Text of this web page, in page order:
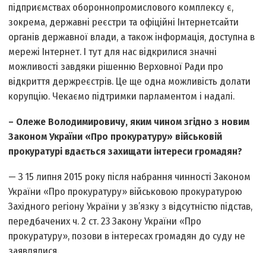
підприємствах оборонно­промислового комплексу є,
зокрема, державні реєстри та офіційні Інтернет­сайти
органів державної влади, а також інформація, доступна в
мережі Інтернет. І тут для нас відкрилися значні
можливості завдяки рішенню Верховної Ради про
відкриття держреєстрів. Це ще одна можливість долати
корупцію. Чекаємо підтримки парламентом і надалі.
– Олеже Володимировичу, яким чином згідно з новим
Законом України «Про прокуратуру» військовій
прокуратурі вдається захищати інтереси громадян?
— З 15 липня 2015 року після набрання чинності Законом
України «Про прокуратуру» військовою прокуратурою
Західного регіону України у зв’язку з відсутністю підстав,
передбачених ч. 2 ст. 23 Закону України «Про
прокуратуру», позови в інтересах громадян до суду не